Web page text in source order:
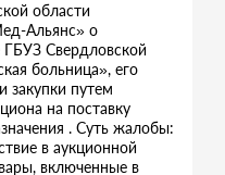
области
Альянс» о
ГБУЗ Свердловской
больница», его
закупки путем
на поставку
. Суть жалобы:
в аукционной
включенные в